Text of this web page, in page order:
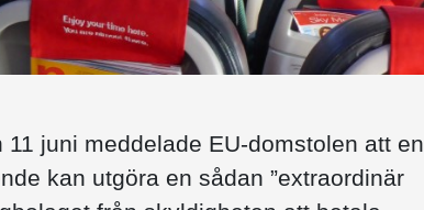
juni meddelade EU-domstolen att en
kan utgöra en sådan ”extraordinär